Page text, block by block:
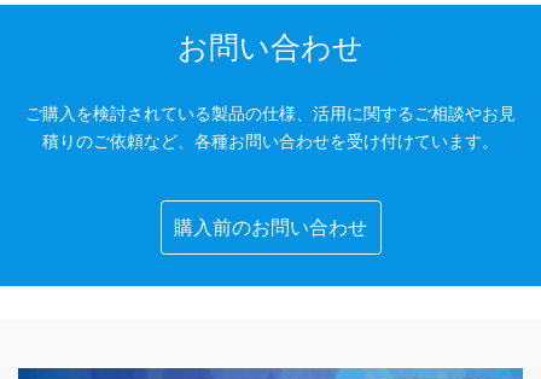
お問い合わせ
ご購入を検討されている製品の仕様、活用に関するご相談やお見
積りのご依頼など、各種お問い合わせを受け付けています。
購入前のお問い合わせ